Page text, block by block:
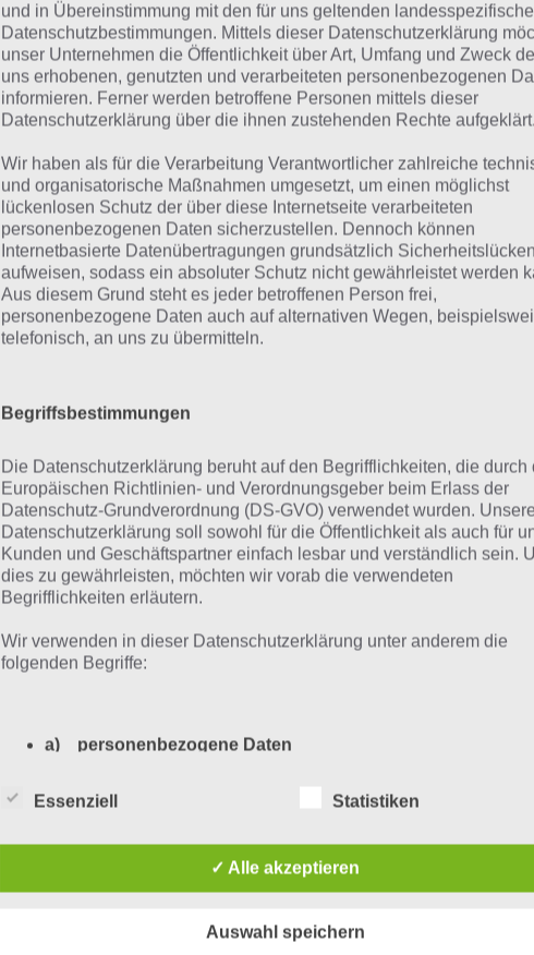
Hast du dir die singenden Steine in Die Simpsons Springfield
Inventar. Diese heißen dabei “Singender Stein 1” bis
stellst du diese der Reihenfolge nach auf, so wird die Lösung
Steinen sind auch Zeichen abgebildet, sodass du diese auch
oder einfach anhand der Form erkennst. Deine Aufgabe ist
spielen.
Tippst du die singenden Steine an, ertönt ein Ton und das
farblich hervorgehoben. Homer gibt auch nochmal den
Weihnachtslied damit gespielt werden soll.
Hast du die Aufgabe mit Homer aktiviert, kann es losgehen.
unten in der Lösung angegeben an. Wir haben diese wie
platziert, schaue sonst einfach auf den Screenshot, wenn du
welcher Stein sich hinter welcher Zahl verbirgt. Die Lösung
(die Zahl gibt die Nummer des singenden Steins an). Hast du
schaue auf den nachfolgenden Screenshot:
Simpsons Springfield Lösung für singende Steine
und in Übereinstimmung mit den für uns geltenden
Datenschutzbestimmungen. Mittels dieser Datenschutzerklärung
unser Unternehmen die Öffentlichkeit über Art, Umfang und Zweck
uns erhobenen, genutzten und verarbeiteten personenbezogenen
informieren. Ferner werden betroffene Personen mittels dieser
Datenschutzerklärung über die ihnen zustehenden Rechte aufgeklärt.
Wir haben als für die Verarbeitung Verantwortlicher zahlreiche
und organisatorische Maßnahmen umgesetzt, um einen möglichst
lückenlosen Schutz der über diese Internetseite verarbeiteten
personenbezogenen Daten sicherzustellen. Dennoch können
Internetbasierte Datenübertragungen grundsätzlich Sicherheitslücken
aufweisen, sodass ein absoluter Schutz nicht gewährleistet werden
Aus diesem Grund steht es jeder betroffenen Person frei,
personenbezogene Daten auch auf alternativen Wegen,
telefonisch, an uns zu übermitteln.
Begriffsbestimmungen
Die Datenschutzerklärung beruht auf den Begrifflichkeiten, die durch
Europäischen Richtlinien- und Verordnungsgeber beim Erlass der
Datenschutz-Grundverordnung (DS-GVO) verwendet wurden. Unsere
Datenschutzerklärung soll sowohl für die Öffentlichkeit als auch für
Kunden und Geschäftspartner einfach lesbar und verständlich sein.
dies zu gewährleisten, möchten wir vorab die verwendeten
Begrifflichkeiten erläutern.
Wir verwenden in dieser Datenschutzerklärung unter anderem die
folgenden Begriffe:
a) personenbezogene Daten
Personenbezogene Daten sind alle Informationen, die sich auf
„betroffene Person") beziehen. Als identifizierbar wird eine
Person angesehen, die direkt oder indirekt, insbesondere mittels
einem oder mehreren besonderen Merkmalen, die Ausdruck der
Essenziell Statistiken
✓ Alle akzeptieren
Auswahl speichern